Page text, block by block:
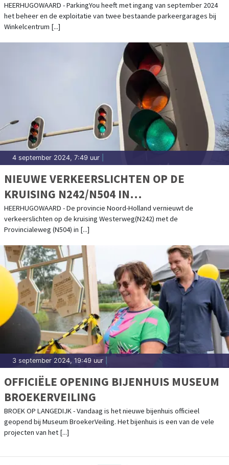
PARKEERSERVICE
HEERHUGOWAARD - ParkingYou heeft met ingang van september 2024
het beheer en de exploitatie van twee bestaande parkeergarages bij
Winkelcentrum [...]
4 september 2024, 7:49 uur
NIEUWE VERKEERSLICHTEN OP DE
KRUISING N242/N504 IN
HEERHUGOWAARD
HEERHUGOWAARD - De provincie Noord-Holland vernieuwt de
verkeerslichten op de kruising Westerweg(N242) met de
Provincialeweg (N504) in [...]
3 september 2024, 19:49 uur
OFFICIËLE OPENING BIJENHUIS MUSEUM
BROEKERVEILING
BROEK OP LANGEDIJK - Vandaag is het nieuwe bijenhuis officieel
geopend bij Museum BroekerVeiling. Het bijenhuis is een van de vele
projecten van het [...]